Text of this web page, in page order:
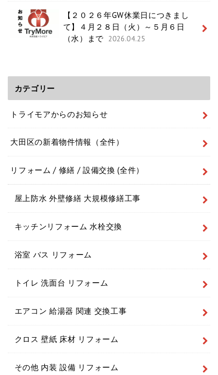
【２０２６年GW休業日につきまし
て】４月２８日（火）～５月６日
（水）まで 2026.04.25
カテゴリー
トライモアからのお知らせ
大田区の新着物件情報（全件）
リフォーム / 修繕 / 設備交換 (全件）
屋上防水 外壁修繕 大規模修繕工事
キッチンリフォーム 水栓交換
浴室 バス リフォーム
トイレ 洗面台 リフォーム
エアコン 給湯器 関連 交換工事
クロス 壁紙 床材 リフォーム
その他 内装 設備 リフォーム